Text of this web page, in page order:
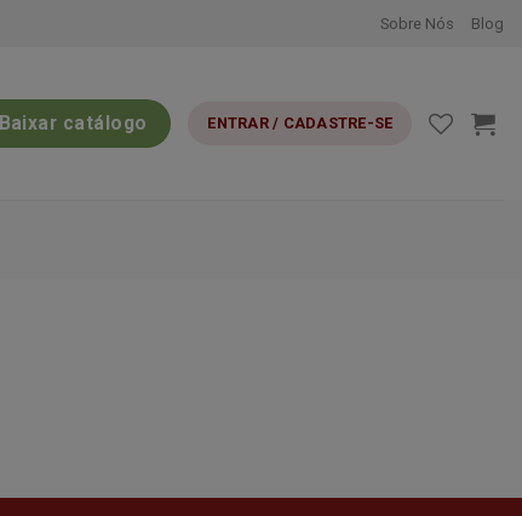
Sobre Nós Blog
Baixar catálogo ENTRAR / CADASTRE-SE